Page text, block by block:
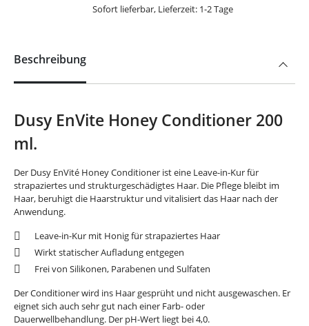
Sofort lieferbar, Lieferzeit: 1-2 Tage
Beschreibung
Dusy EnVite Honey Conditioner 200
ml.
Der Dusy EnVité Honey Conditioner ist eine Leave-in-Kur für
strapaziertes und strukturgeschädigtes Haar. Die Pflege bleibt im
Haar, beruhigt die Haarstruktur und vitalisiert das Haar nach der
Anwendung.
Leave-in-Kur mit Honig für strapaziertes Haar
Wirkt statischer Aufladung entgegen
Frei von Silikonen, Parabenen und Sulfaten
Der Conditioner wird ins Haar gesprüht und nicht ausgewaschen. Er
eignet sich auch sehr gut nach einer Farb- oder
Dauerwellbehandlung. Der pH-Wert liegt bei 4,0.